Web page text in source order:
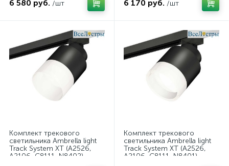
6 580 руб. /шт 6 170 руб. /шт
Комплект трекового
светильника Ambrella light
Track System XT (A2526,
A2106, C8111, N8402)
Комплект трекового
светильника Ambrella light
Track System XT (A2526,
A2106, C8111, N8401)